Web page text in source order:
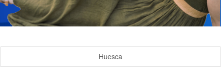
Huesca